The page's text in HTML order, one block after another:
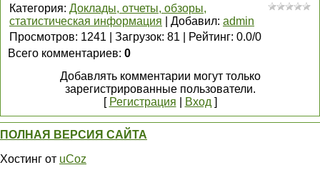
Категория: Доклады, отчеты, обзоры,
статистическая информация
Добавил: admin
Просмотров: 1241 Загрузок: 81 Рейтинг: 0.0/0
Всего комментариев: 0
Добавлять комментарии могут только
зарегистрированные пользователи.
[ Регистрация Вход ]
ПОЛНАЯ ВЕРСИЯ САЙТА
Хостинг от uCoz